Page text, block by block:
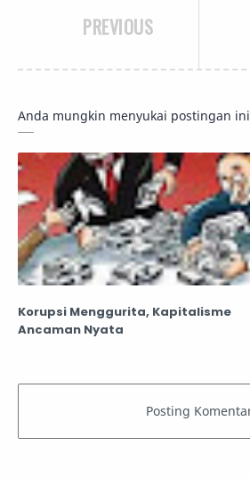
PREVIOUS
Anda mungkin menyukai postingan ini
Korupsi Menggurita, Kapitalisme
Ancaman Nyata